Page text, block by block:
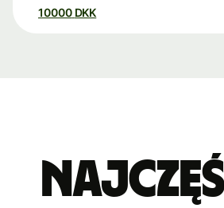
10000 DKK